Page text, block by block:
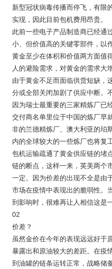
新型冠状病毒传播而停飞，有限
实现，因此目前包机费用昂贵。
此前一些电子产品制造商已经通
小、但价值高的关键零部件，以
黄金至少在体积和价值两方面值
人的避险需求，对黄金的需求大
由于黄金不足而面临供货短缺，
分或全部关闭加剧了供应中断。
因为瑞士最重要的三家精炼厂已
交付商名单里位于中国的炼厂早
非的兰德精炼厂、澳大利亚的珀
内的全球较大的一些炼厂也将复
包机运输疏通了黄金供应链的堵
链的断点，这样一来，英美两个
一定。因为价差的出现不全是由
市场在疫情中表现出的脆弱性。
到影响时，很难再让人相信这是
02
价差？
虽然金价在今年的表现远远好于
暴露出和原油较大的差距。在疫
到油罐的链条运转正常，战略储